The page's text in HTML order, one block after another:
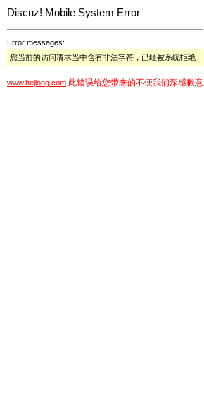
Discuz! Mobile System Error
Error messages:
您当前的访问请求当中含有非法字符，已经被系统拒绝
www.hejiong.com 此错误给您带来的不便我们深感歉意